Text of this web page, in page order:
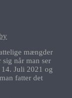
mængder
sig når man ser
Juli 2021 og
fatter det